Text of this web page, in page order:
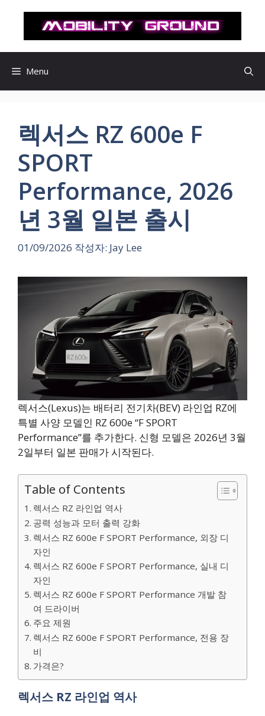
로
Menu
렉서스 RZ 600e F
SPORT
Performance, 2026
년 3월 일본 출시
01/09/2026 작성자: Jay Lee
렉서스(Lexus)는 배터리 전기차(BEV) 라인업 RZ에
특별 사양 모델인 RZ 600e “F SPORT
Performance”를 추가한다. 신형 모델은 2026년 3월
2일부터 일본 판매가 시작된다.
Table of Contents
렉서스 RZ 라인업 역사
공력 성능과 모터 출력 강화
렉서스 RZ 600e F SPORT Performance, 외장 디
자인
렉서스 RZ 600e F SPORT Performance, 실내 디
자인
렉서스 RZ 600e F SPORT Performance 개발 참
여 드라이버
주요 제원
렉서스 RZ 600e F SPORT Performance, 전용 장
비
가격은?
렉서스 RZ 라인업 역사